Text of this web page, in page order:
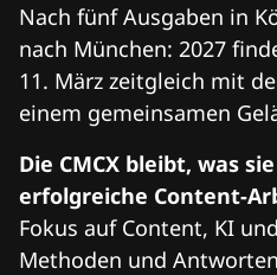
Nach fünf Ausgaben in
nach München: 2027
11. März zeitgleich mit
einem gemeinsamen
Die CMCX bleibt, was
erfolgreiche Content-
Fokus auf Content, KI
Methoden und